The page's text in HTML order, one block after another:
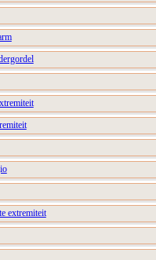
extremiteit